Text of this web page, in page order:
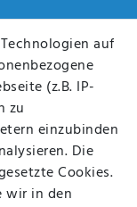
auf
(z.B. IP-
zu
einzubinden
Die
Cookies.
wir in den